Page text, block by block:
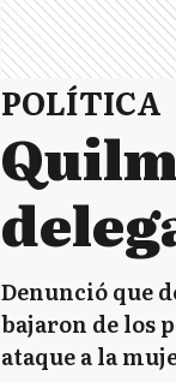
POLÍTICA
Denunció que
bajaron de los
ataque a la